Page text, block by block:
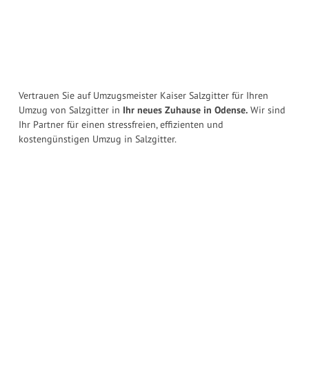
Vertrauen Sie auf Umzugsmeister Kaiser Salzgitter für Ihren
Umzug von Salzgitter in Ihr neues Zuhause in Odense. Wir sind
Ihr Partner für einen stressfreien, effizienten und
kostengünstigen Umzug in Salzgitter.